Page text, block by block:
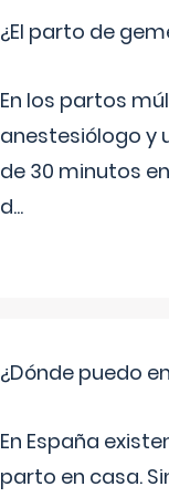
¿El parto de
En los partos
anestesiólogo y
de 30 minutos
d...
¿Dónde puedo
En España
parto en casa.